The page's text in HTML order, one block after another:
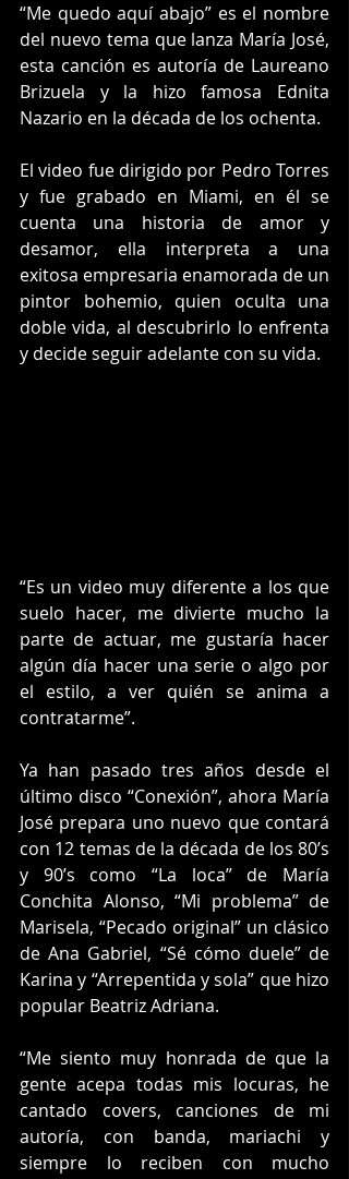
“Me quedo aquí abajo” es el nombre
del nuevo tema que lanza María José,
esta canción es autoría de Laureano
Brizuela y la hizo famosa Ednita
Nazario en la década de los ochenta.
El video fue dirigido por Pedro Torres
y fue grabado en Miami, en él se
cuenta una historia de amor y
desamor, ella interpreta a una
exitosa empresaria enamorada de un
pintor bohemio, quien oculta una
doble vida, al descubrirlo lo enfrenta
y decide seguir adelante con su vida.
“Es un video muy diferente a los que
suelo hacer, me divierte mucho la
parte de actuar, me gustaría hacer
algún día hacer una serie o algo por
el estilo, a ver quién se anima a
contratarme”.
Ya han pasado tres años desde el
último disco “Conexión”, ahora María
José prepara uno nuevo que contará
con 12 temas de la década de los 80’s
y 90’s como “La loca” de María
Conchita Alonso, “Mi problema” de
Marisela, “Pecado original” un clásico
de Ana Gabriel, “Sé cómo duele” de
Karina y “Arrepentida y sola” que hizo
popular Beatriz Adriana.
“Me siento muy honrada de que la
gente acepa todas mis locuras, he
cantado covers, canciones de mi
autoría, con banda, mariachi y
siempre lo reciben con mucho